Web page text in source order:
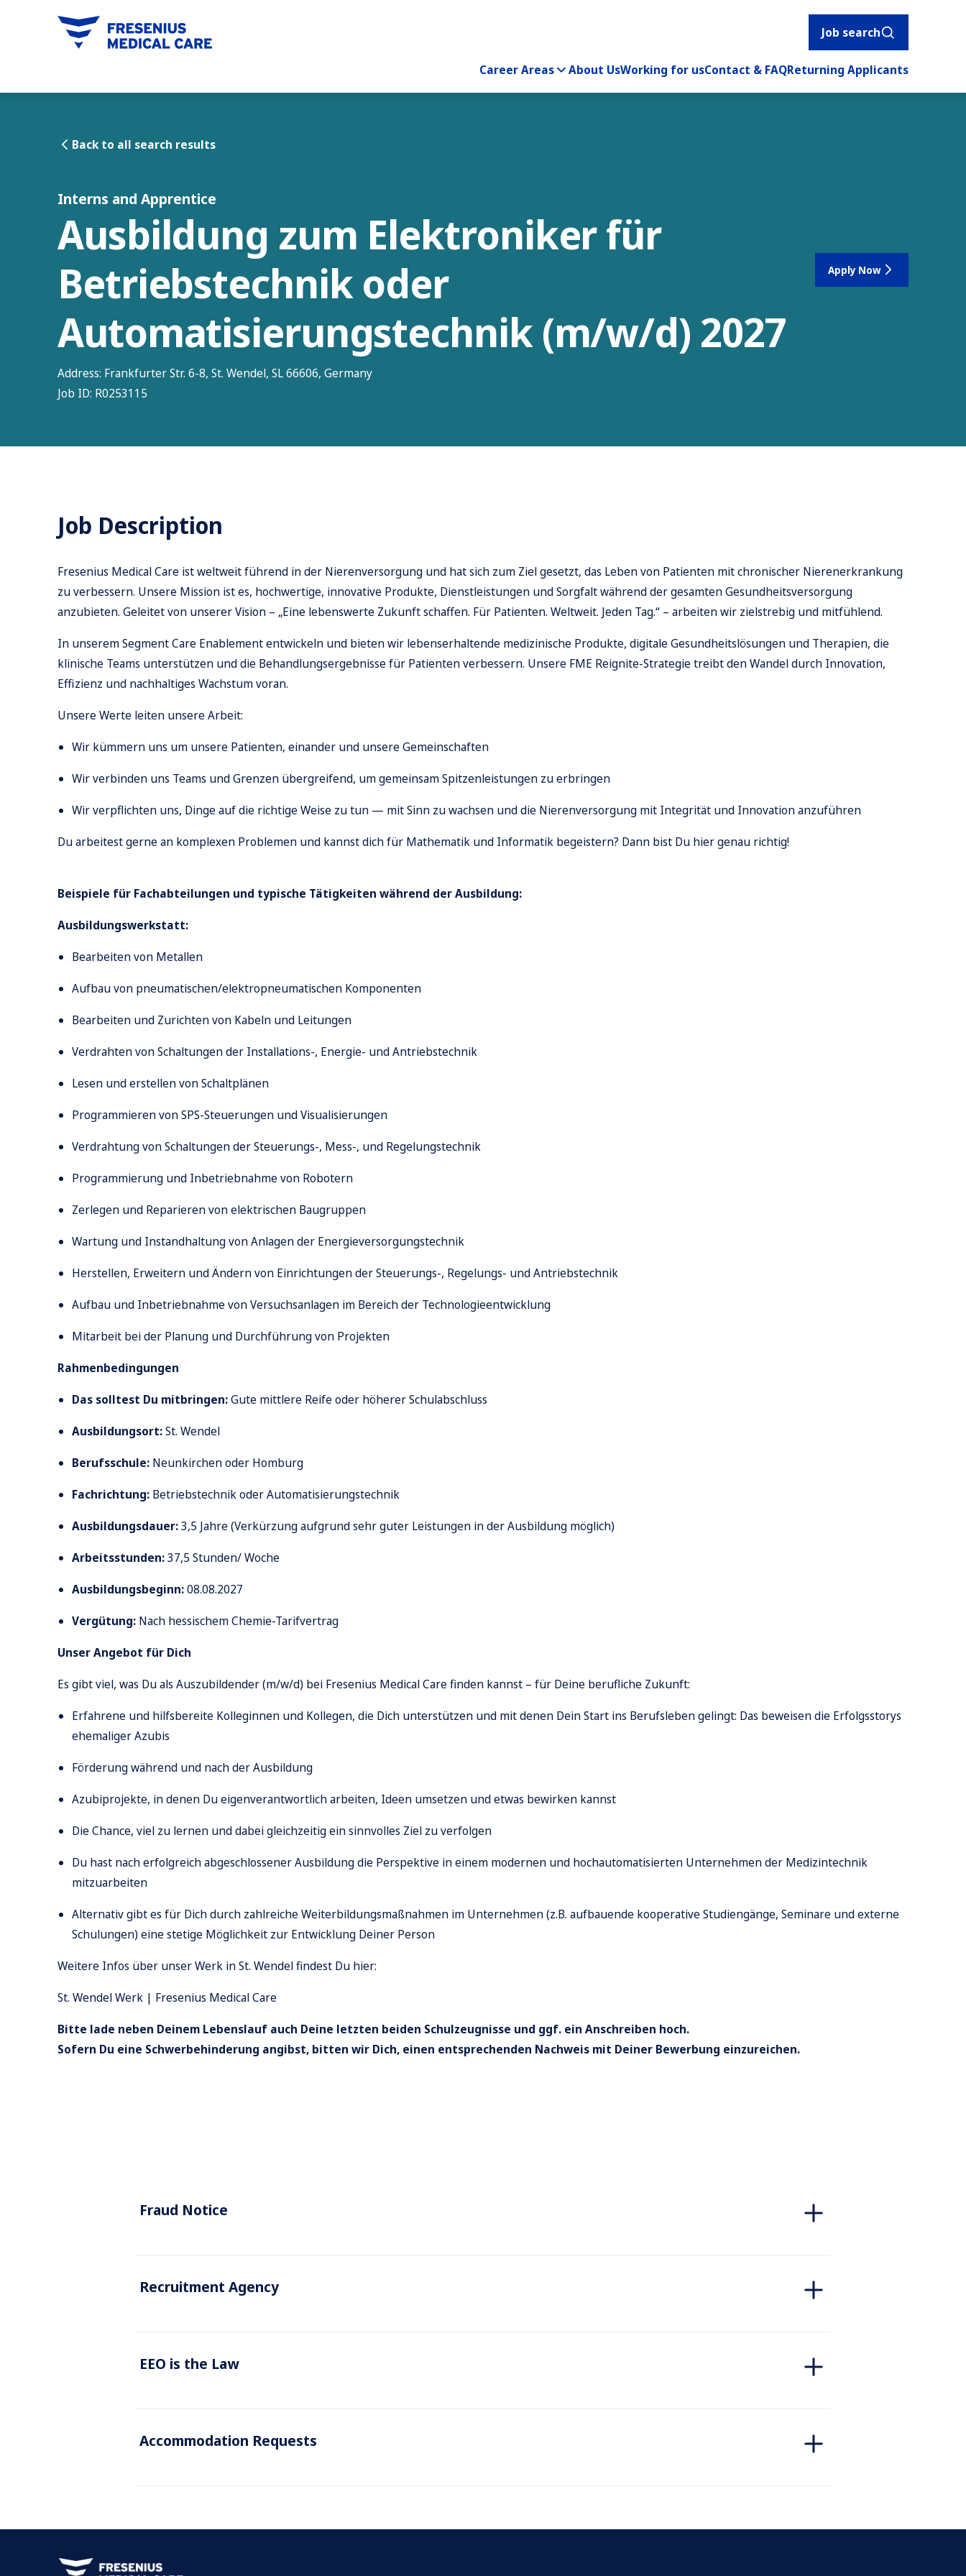
Job search
Career Areas About UsWorking for usContact & FAQReturning Applicants
Back to all search results
Interns and Apprentice
Ausbildung zum Elektroniker für
Betriebstechnik oder
Automatisierungstechnik (m/w/d) 2027
Address: Frankfurter Str. 6-8, St. Wendel, SL 66606, Germany
Job ID: R0253115
Apply Now
Job Description
Fresenius Medical Care ist weltweit führend in der Nierenversorgung und hat sich zum Ziel gesetzt, das Leben von Patienten mit chronischer Nierenerkrankung
zu verbessern. Unsere Mission ist es, hochwertige, innovative Produkte, Dienstleistungen und Sorgfalt während der gesamten Gesundheitsversorgung
anzubieten. Geleitet von unserer Vision – „Eine lebenswerte Zukunft schaffen. Für Patienten. Weltweit. Jeden Tag.“ – arbeiten wir zielstrebig und mitfühlend.
In unserem Segment Care Enablement entwickeln und bieten wir lebenserhaltende medizinische Produkte, digitale Gesundheitslösungen und Therapien, die
klinische Teams unterstützen und die Behandlungsergebnisse für Patienten verbessern. Unsere FME Reignite-Strategie treibt den Wandel durch Innovation,
Effizienz und nachhaltiges Wachstum voran.
Unsere Werte leiten unsere Arbeit:
Wir kümmern uns um unsere Patienten, einander und unsere Gemeinschaften
Wir verbinden uns Teams und Grenzen übergreifend, um gemeinsam Spitzenleistungen zu erbringen
Wir verpflichten uns, Dinge auf die richtige Weise zu tun — mit Sinn zu wachsen und die Nierenversorgung mit Integrität und Innovation anzuführen
Du arbeitest gerne an komplexen Problemen und kannst dich für Mathematik und Informatik begeistern? Dann bist Du hier genau richtig!
Beispiele für Fachabteilungen und typische Tätigkeiten während der Ausbildung:
Ausbildungswerkstatt:
Bearbeiten von Metallen
Aufbau von pneumatischen/elektropneumatischen Komponenten
Bearbeiten und Zurichten von Kabeln und Leitungen
Verdrahten von Schaltungen der Installations-, Energie- und Antriebstechnik
Lesen und erstellen von Schaltplänen
Programmieren von SPS-Steuerungen und Visualisierungen
Verdrahtung von Schaltungen der Steuerungs-, Mess-, und Regelungstechnik
Programmierung und Inbetriebnahme von Robotern
Zerlegen und Reparieren von elektrischen Baugruppen
Wartung und Instandhaltung von Anlagen der Energieversorgungstechnik
Herstellen, Erweitern und Ändern von Einrichtungen der Steuerungs-, Regelungs- und Antriebstechnik
Aufbau und Inbetriebnahme von Versuchsanlagen im Bereich der Technologieentwicklung
Mitarbeit bei der Planung und Durchführung von Projekten
Rahmenbedingungen
Das solltest Du mitbringen:Gute mittlere Reife oder höherer Schulabschluss
Ausbildungsort:St. Wendel
Berufsschule: Neunkirchen oder Homburg
Fachrichtung: Betriebstechnik oder Automatisierungstechnik
Ausbildungsdauer:3,5 Jahre (Verkürzung aufgrund sehr guter Leistungen in der Ausbildung möglich)
Arbeitsstunden:37,5 Stunden/ Woche
Ausbildungsbeginn:08.08.2027
Vergütung: Nach hessischem Chemie-Tarifvertrag
Unser Angebot für Dich
Es gibt viel, was Du als Auszubildender (m/w/d) bei Fresenius Medical Care finden kannst – für Deine berufliche Zukunft:
Erfahrene und hilfsbereite Kolleginnen und Kollegen, die Dich unterstützen und mit denen Dein Start ins Berufsleben gelingt: Das beweisen die Erfolgsstorys
ehemaliger Azubis
Förderung während und nach der Ausbildung
Azubiprojekte, in denen Du eigenverantwortlich arbeiten, Ideen umsetzen und etwas bewirken kannst
Die Chance, viel zu lernen und dabei gleichzeitig ein sinnvolles Ziel zu verfolgen
Du hast nach erfolgreich abgeschlossener Ausbildung die Perspektive in einem modernen und hochautomatisierten Unternehmen der Medizintechnik
mitzuarbeiten
Alternativ gibt es für Dich durch zahlreicheWeiterbildungsmaßnahmen im Unternehmen (z.B. aufbauende kooperative Studiengänge, Seminare und externe
Schulungen) eine stetige Möglichkeit zur Entwicklung Deiner Person
Weitere Infos über unser Werk in St. Wendel findest Du hier:
St. Wendel Werk | Fresenius Medical Care
Bitte lade neben Deinem Lebenslauf auch Deine letzten beiden Schulzeugnisse und ggf. ein Anschreiben hoch.
Sofern Du eine Schwerbehinderung angibst, bitten wir Dich, einen entsprechenden Nachweis mit Deiner Bewerbung einzureichen.
Fraud Notice
Recruitment Agency
EEO is the Law
Accommodation Requests